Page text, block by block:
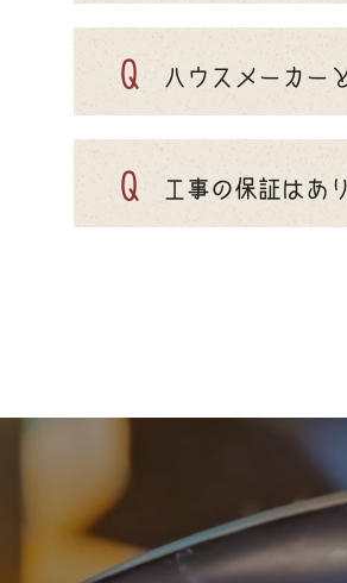
Q ハウスメーカー
Q 工事の保証はあ